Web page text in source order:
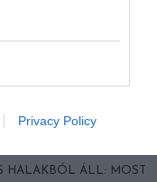
Privacy Policy
HALAKBÓL ÁLL: MOST